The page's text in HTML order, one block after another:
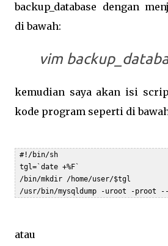
backup_database dengan
di bawah:
vim
kemudian saya akan isi
kode program seperti di
#!/bin/sh
tgl=`date +%F`
/bin/mkdir /home/user/$tgl
/usr/bin/mysqldump -uroot -proot
atau